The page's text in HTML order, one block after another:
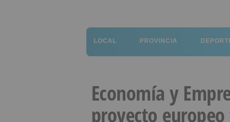
LOCAL PROVINCIA
Economía y
proyecto europeo